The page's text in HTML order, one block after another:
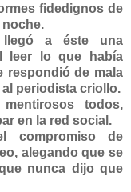
fidedignos de
noche.
a éste una
leer lo que había
respondió de mala
periodista criollo.
todos,
en la red social.
compromiso de
alegando que se
nunca dijo que